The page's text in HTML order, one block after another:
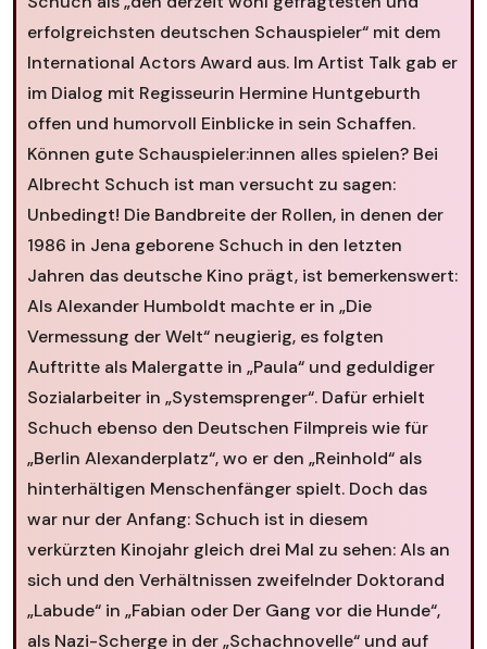
erfolgreichsten deutschen Schauspieler“ mit dem
International Actors Award aus. Im Artist Talk gab er
im Dialog mit Regisseurin Hermine Huntgeburth
offen und humorvoll Einblicke in sein Schaffen.
Können gute Schauspieler:innen alles spielen? Bei
Albrecht Schuch ist man versucht zu sagen:
Unbedingt! Die Bandbreite der Rollen, in denen der
1986 in Jena geborene Schuch in den letzten
Jahren das deutsche Kino prägt, ist bemerkenswert:
Als Alexander Humboldt machte er in „Die
Vermessung der Welt“ neugierig, es folgten
Auftritte als Malergatte in „Paula“ und geduldiger
Sozialarbeiter in „Systemsprenger“. Dafür erhielt
Schuch ebenso den Deutschen Filmpreis wie für
„Berlin Alexanderplatz“, wo er den „Reinhold“ als
hinterhältigen Menschenfänger spielt. Doch das
war nur der Anfang: Schuch ist in diesem
verkürzten Kinojahr gleich drei Mal zu sehen: Als an
sich und den Verhältnissen zweifelnder Doktorand
„Labude“ in „Fabian oder Der Gang vor die Hunde“,
als Nazi-Scherge in der „Schachnovelle“ und auf